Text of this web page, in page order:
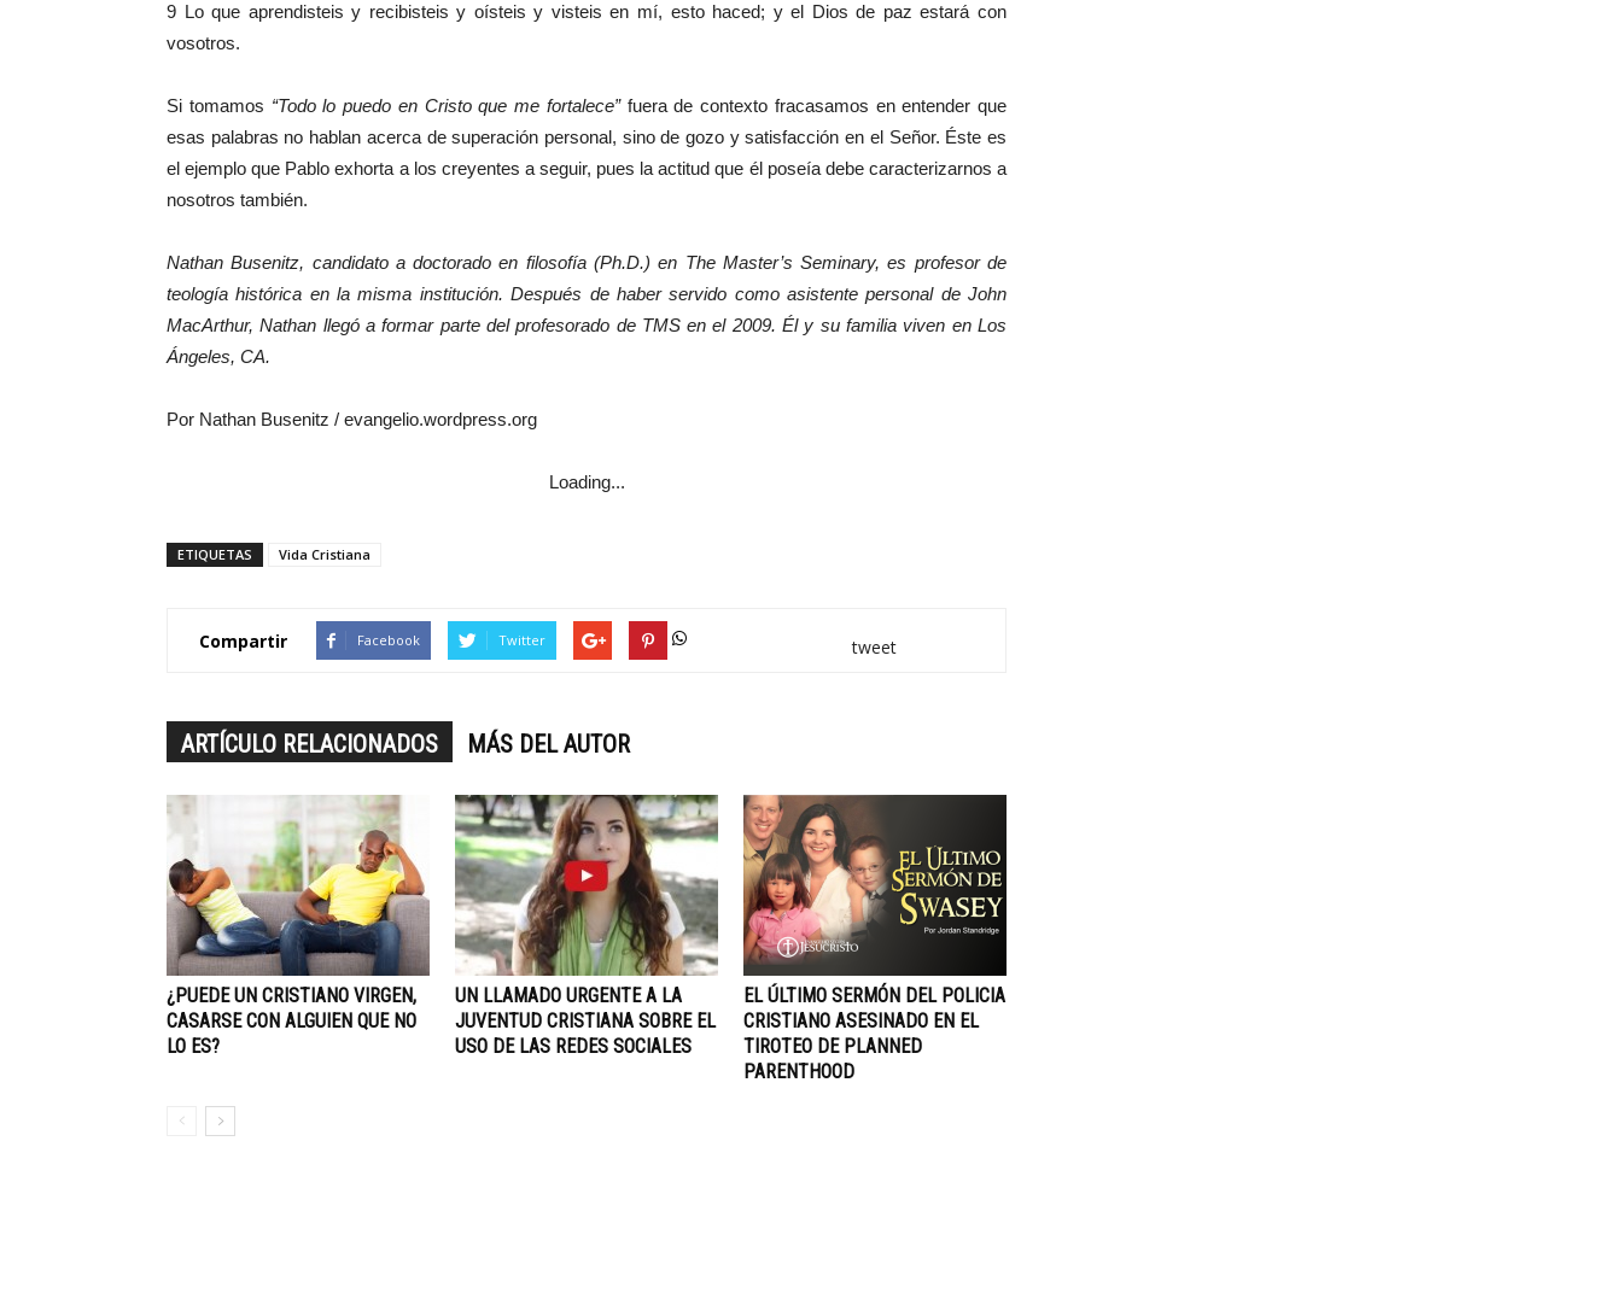
9 Lo que aprendisteis y recibisteis y oísteis y visteis en mí, esto haced; y el Dios de paz estará con
vosotros.
Si tomamos “Todo lo puedo en Cristo que me fortalece” fuera de contexto fracasamos en entender que
esas palabras no hablan acerca de superación personal, sino de gozo y satisfacción en el Señor. Éste es
el ejemplo que Pablo exhorta a los creyentes a seguir, pues la actitud que él poseía debe caracterizarnos a
nosotros también.
Nathan Busenitz, candidato a doctorado en filosofía (Ph.D.) en The Master’s Seminary, es profesor de
teología histórica en la misma institución. Después de haber servido como asistente personal de John
MacArthur, Nathan llegó a formar parte del profesorado de TMS en el 2009. Él y su familia viven en Los
Ángeles, CA.
Por Nathan Busenitz / evangelio.wordpress.org
Loading...
ETIQUETAS Vida Cristiana
Compartir Facebook Twitter tweet
ARTÍCULO RELACIONADOS MÁS DEL AUTOR
¿PUEDE UN CRISTIANO VIRGEN,
CASARSE CON ALGUIEN QUE NO
LO ES?
UN LLAMADO URGENTE A LA
JUVENTUD CRISTIANA SOBRE EL
USO DE LAS REDES SOCIALES
EL ÚLTIMO SERMÓN DEL POLICIA
CRISTIANO ASESINADO EN EL
TIROTEO DE PLANNED
PARENTHOOD